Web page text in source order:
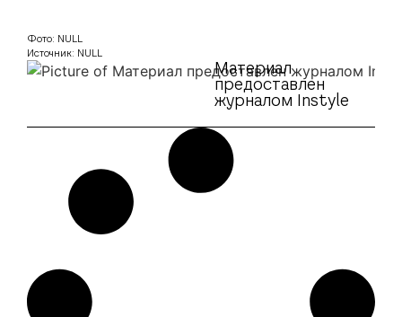
Материал
предоставлен
журналом Instyle
Фото: NULL
Источник: NULL